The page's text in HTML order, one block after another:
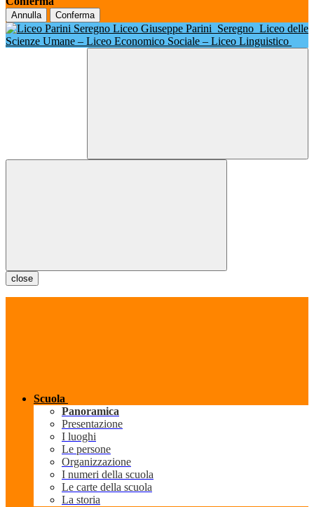
Annulla Conferma
Liceo Giuseppe Parini Seregno Liceo delle
Scienze Umane – Liceo Economico Sociale – Liceo Linguistico
close
Scuola
Panoramica
Presentazione
I luoghi
Le persone
Organizzazione
I numeri della scuola
Le carte della scuola
La storia